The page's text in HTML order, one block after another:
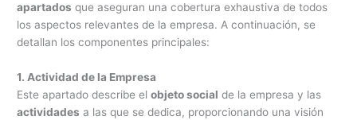
apartados que aseguran una cobertura exhaustiva de todos
los aspectos relevantes de la empresa. A continuación, se
detallan los componentes principales:
1. Actividad de la Empresa
Este apartado describe elobjeto social de la empresa y las
actividades a las que se dedica, proporcionando una visión